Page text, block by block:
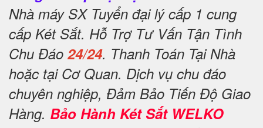
Nhà máy SX Tuyển đại lý cấp 1 cung
cấp Két Sắt. Hỗ Trợ Tư Vấn Tận Tình
Chu Đáo 24/24. Thanh Toán Tại Nhà
hoặc tại Cơ Quan. Dịch vụ chu đáo
chuyên nghiệp, Đảm Bảo Tiến Độ Giao
Hàng. Bảo Hành Két Sắt WELKO